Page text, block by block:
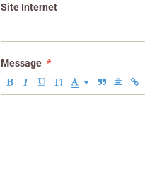
Site Internet
Message